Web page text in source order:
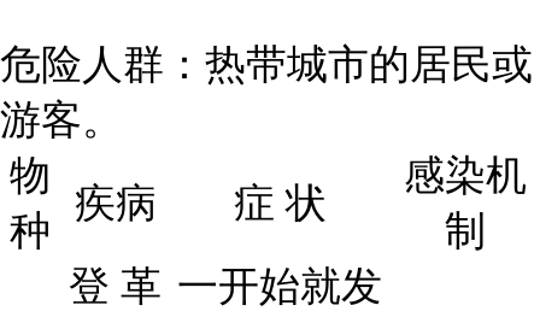
危险人群：热带城市的居民或
游客。
物
种
疾病 症 状
感染机
制
登 革 一开始就发